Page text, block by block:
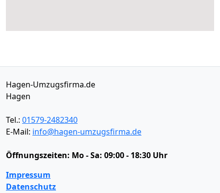
Hagen-Umzugsfirma.de
Hagen
Tel.: 01579-2482340
E-Mail: info@hagen-umzugsfirma.de
Öffnungszeiten: Mo - Sa: 09:00 - 18:30 Uhr
Impressum
Datenschutz